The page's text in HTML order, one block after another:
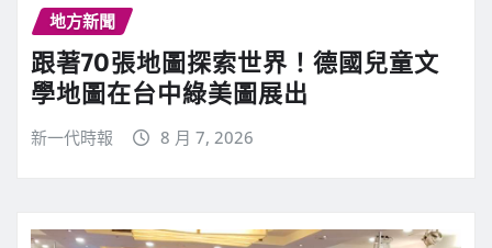
地方新聞
跟著70張地圖探索世界！德國兒童文
學地圖在台中綠美圖展出
新一代時報 8 月 7, 2026